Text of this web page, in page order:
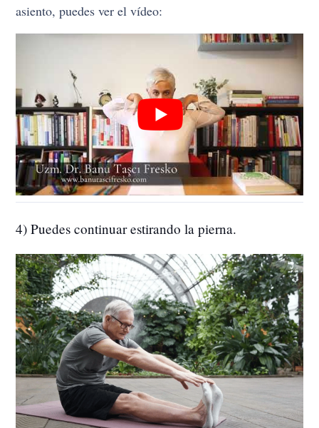
asiento, puedes ver el vídeo:
4) Puedes continuar estirando la pierna.